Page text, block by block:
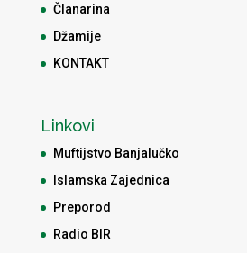
Članarina
Džamije
KONTAKT
Linkovi
Muftijstvo Banjalučko
Islamska Zajednica
Preporod
Radio BIR